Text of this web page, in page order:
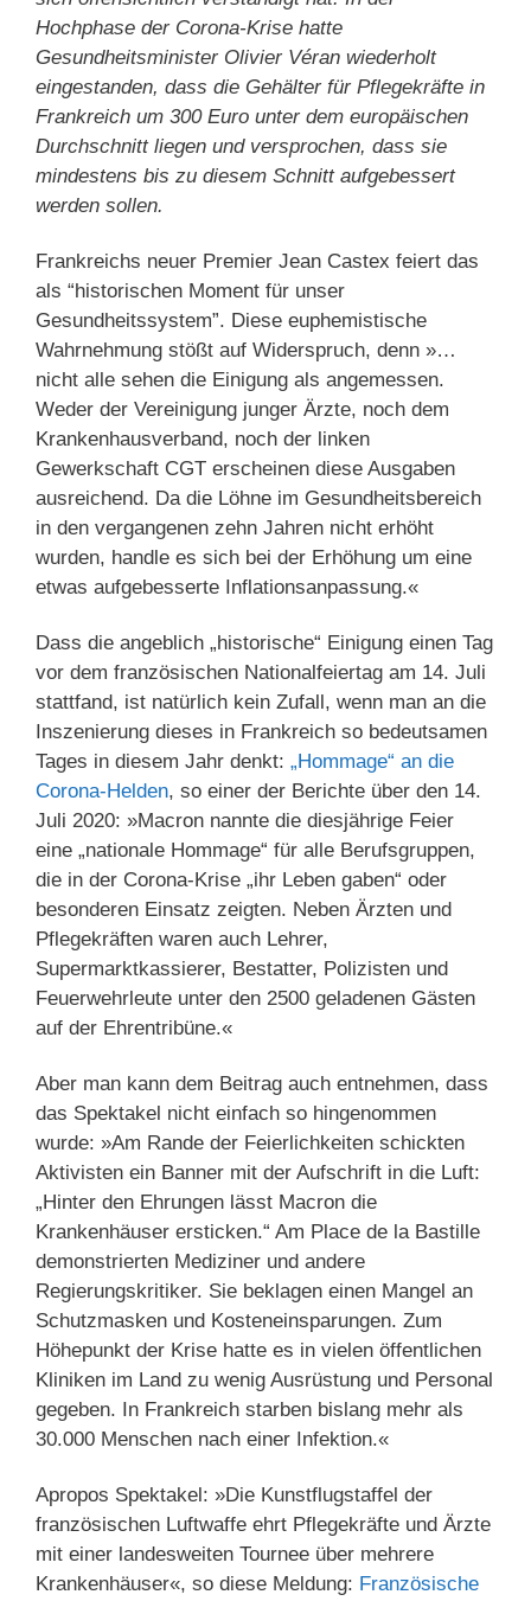
Hochphase der Corona-Krise hatte
Gesundheitsminister Olivier Véran wiederholt
eingestanden, dass die Gehälter für Pflegekräfte in
Frankreich um 300 Euro unter dem europäischen
Durchschnitt liegen und versprochen, dass sie
mindestens bis zu diesem Schnitt aufgebessert
werden sollen.
Frankreichs neuer Premier Jean Castex feiert das
als “historischen Moment für unser
Gesundheitssystem”. Diese euphemistische
Wahrnehmung stößt auf Widerspruch, denn »…
nicht alle sehen die Einigung als angemessen.
Weder der Vereinigung junger Ärzte, noch dem
Krankenhausverband, noch der linken
Gewerkschaft CGT erscheinen diese Ausgaben
ausreichend. Da die Löhne im Gesundheitsbereich
in den vergangenen zehn Jahren nicht erhöht
wurden, handle es sich bei der Erhöhung um eine
etwas aufgebesserte Inflationsanpassung.«
Dass die angeblich „historische“ Einigung einen Tag
vor dem französischen Nationalfeiertag am 14. Juli
stattfand, ist natürlich kein Zufall, wenn man an die
Inszenierung dieses in Frankreich so bedeutsamen
Tages in diesem Jahr denkt: „Hommage“ an die
Corona-Helden, so einer der Berichte über den 14.
Juli 2020: »Macron nannte die diesjährige Feier
eine „nationale Hommage“ für alle Berufsgruppen,
die in der Corona-Krise „ihr Leben gaben“ oder
besonderen Einsatz zeigten. Neben Ärzten und
Pflegekräften waren auch Lehrer,
Supermarktkassierer, Bestatter, Polizisten und
Feuerwehrleute unter den 2500 geladenen Gästen
auf der Ehrentribüne.«
Aber man kann dem Beitrag auch entnehmen, dass
das Spektakel nicht einfach so hingenommen
wurde: »Am Rande der Feierlichkeiten schickten
Aktivisten ein Banner mit der Aufschrift in die Luft:
„Hinter den Ehrungen lässt Macron die
Krankenhäuser ersticken.“ Am Place de la Bastille
demonstrierten Mediziner und andere
Regierungskritiker. Sie beklagen einen Mangel an
Schutzmasken und Kosteneinsparungen. Zum
Höhepunkt der Krise hatte es in vielen öffentlichen
Kliniken im Land zu wenig Ausrüstung und Personal
gegeben. In Frankreich starben bislang mehr als
30.000 Menschen nach einer Infektion.«
Apropos Spektakel: »Die Kunstflugstaffel der
französischen Luftwaffe ehrt Pflegekräfte und Ärzte
mit einer landesweiten Tournee über mehrere
Krankenhäuser«, so diese Meldung: Französische